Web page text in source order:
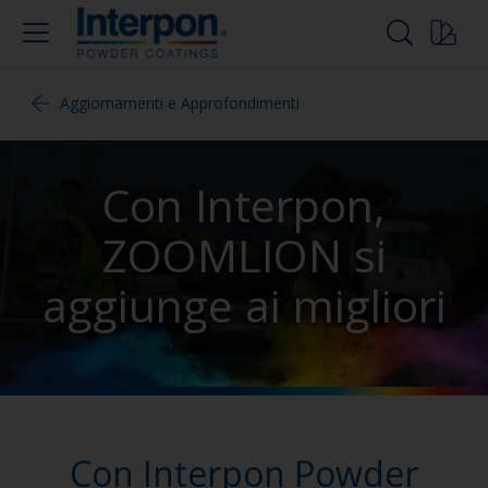
Aggiornamenti e Approfondimenti
Con Interpon,
ZOOMLION si
aggiunge ai migliori
Con Interpon Powder